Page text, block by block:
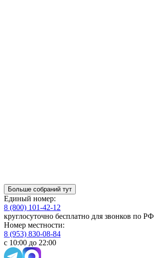
Больше собраний тут
Единый номер:
8 (800) 101-42-12
круглосуточно бесплатно для звонков по РФ
Номер местности:
8 (953) 830-08-84
с 10:00 до 22:00